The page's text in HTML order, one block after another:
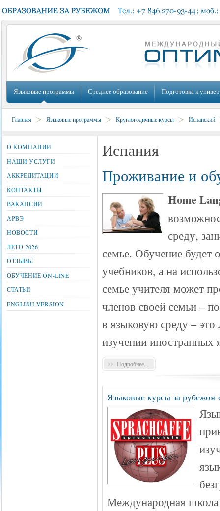
Языковые программы Среднее образование Подготовка к
Главная Языковые программы Круглогодичные курсы Испанский
Испания
Проживание и
Home
среду,
семье. Обучение будет
учебников, а на
семье учителя может
членов своей семьи –
в языковую среду – это
изучении иностранных
Подробнее...
Языковые курсы за рубежом
Международная школа
О КОМПАНИИ
НАШИ УСЛУГИ
АККРЕДИТАЦИИ
КОНТАКТЫ
ВАКАНСИИ
АРВЭ
НОВОСТИ
ЛЕТО 2026
ОТЗЫВЫ
ОБУЧЕНИЕ ON-LINE
СТАТЬИ
ENGLISH VERSION